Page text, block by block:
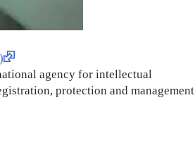
agency for intellectual
protection and management